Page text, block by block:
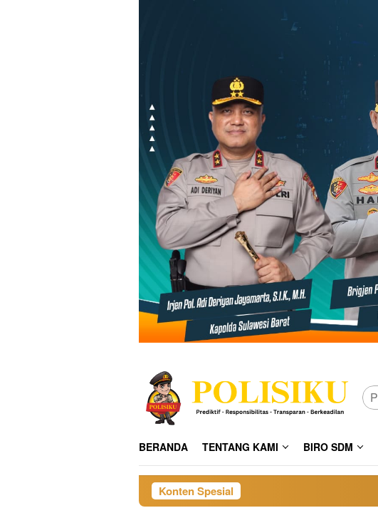
BERANDA TENTANG KAMI BIRO SDM
Konten Spesial